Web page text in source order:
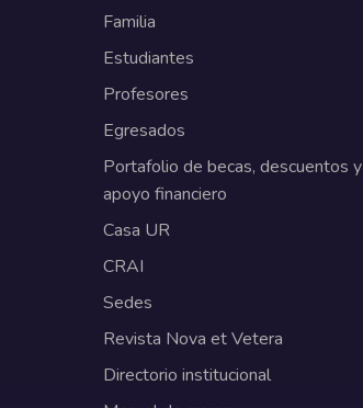
Familia
Estudiantes
Profesores
Egresados
Portafolio de becas, descuentos y
apoyo financiero
Casa UR
CRAI
Sedes
Revista Nova et Vetera
Directorio institucional